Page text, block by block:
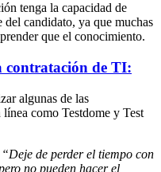
tenga la capacidad de
candidato, ya que muchas
que el conocimiento.
contratación de TI:
algunas de las
como Testdome y Test
“Deje de perder el tiempo con
no pueden hacer el